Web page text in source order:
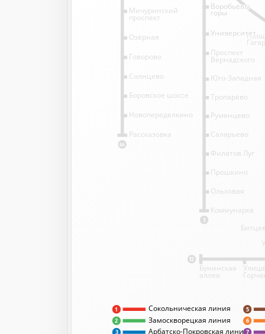
Сокольническая линия
Замоскворецкая линия
Арбатско-Покровская линия
2
3 7
6
5
1
12
1
8А
Саларьево
Румянцево
Тропарёво
Юго-Западная
Проспект
Вернадского
Улица
Бунинская
аллея
Воробьёвы
горы
Воробьёвы
горы
Университет
Университет
Рассказовка
Новопеределкино
Боровское шоссе
Солнцево
Говорово
Озёрная
Мичуринский
проспект
Филатов Луг
Прошкино
Ольховая
Коммунарка